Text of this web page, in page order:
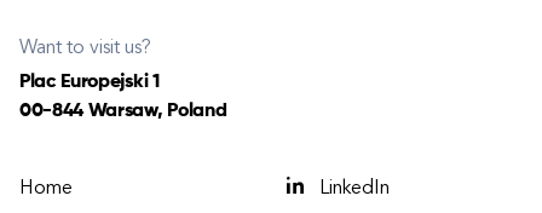
Want to visit us?
Plac Europejski 1
00-844 Warsaw, Poland
Home
LinkedIn